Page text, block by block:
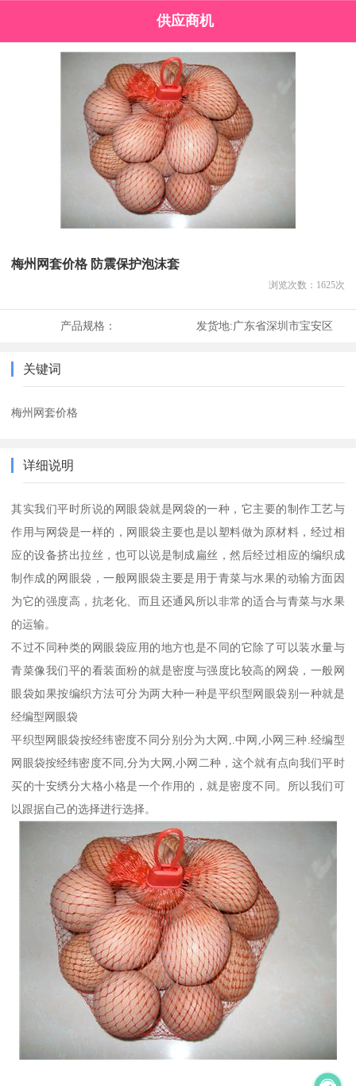
供应商机
梅州网套价格 防震保护泡沫套
浏览次数： 1625次
产品规格： 发货地:广东省深圳市宝安区
关键词
梅州网套价格
详细说明
其实我们平时所说的网眼袋就是网袋的一种，它主要的制作工艺与
作用与网袋是一样的，网眼袋主要也是以塑料做为原材料，经过相
应的设备挤出拉丝，也可以说是制成扁丝，然后经过相应的编织成
制作成的网眼袋，一般网眼袋主要是用于青菜与水果的动输方面因
为它的强度高，抗老化、而且还通风所以非常的适合与青菜与水果
的运输。
不过不同种类的网眼袋应用的地方也是不同的它除了可以装水量与
青菜像我们平的看装面粉的就是密度与强度比较高的网袋，一般网
眼袋如果按编织方法可分为两大种一种是平织型网眼袋别一种就是
经编型网眼袋
平织型网眼袋按经纬密度不同分别分为大网,.中网,小网三种.经编型
网眼袋按经纬密度不同,分为大网,小网二种，这个就有点向我们平时
买的十安绣分大格小格是一个作用的，就是密度不同。所以我们可
以跟据自己的选择进行选择。